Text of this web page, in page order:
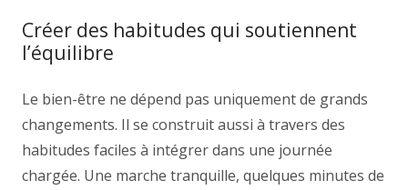
Créer des habitudes qui soutiennent
l’équilibre
Le bien-être ne dépend pas uniquement de grands
changements. Il se construit aussi à travers des
habitudes faciles à intégrer dans une journée
chargée. Une marche tranquille, quelques minutes de